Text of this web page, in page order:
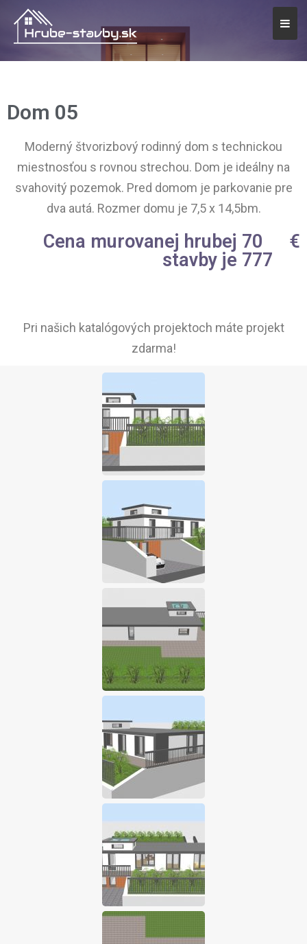
Dom 05
Moderný štvorizbový rodinný dom s technickou
miestnosťou s rovnou strechou. Dom je ideálny na
svahovitý pozemok. Pred domom je parkovanie pre
dva autá. Rozmer domu je 7,5 x 14,5bm.
Cena murovanej hrubej
stavby je
70
777
€
Pri našich katalógových projektoch máte projekt
zdarma!